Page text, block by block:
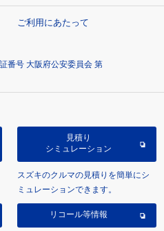
ご利用にあたって
番号 大阪府公安委員会 第
見積り
シミュレーション
スズキのクルマの見積りを簡単にシ
ミュレーションできます。
リコール等情報